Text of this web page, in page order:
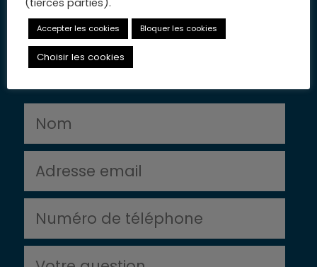
Vous avez commis une
infraction au code de la
route ?
Prenons rendez-vous
Accepter les cookies Bloquer les cookies
Choisir les cookies